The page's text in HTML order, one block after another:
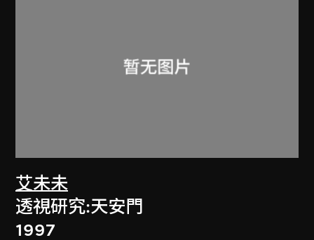
艾未未
透視研究:天安門
1997